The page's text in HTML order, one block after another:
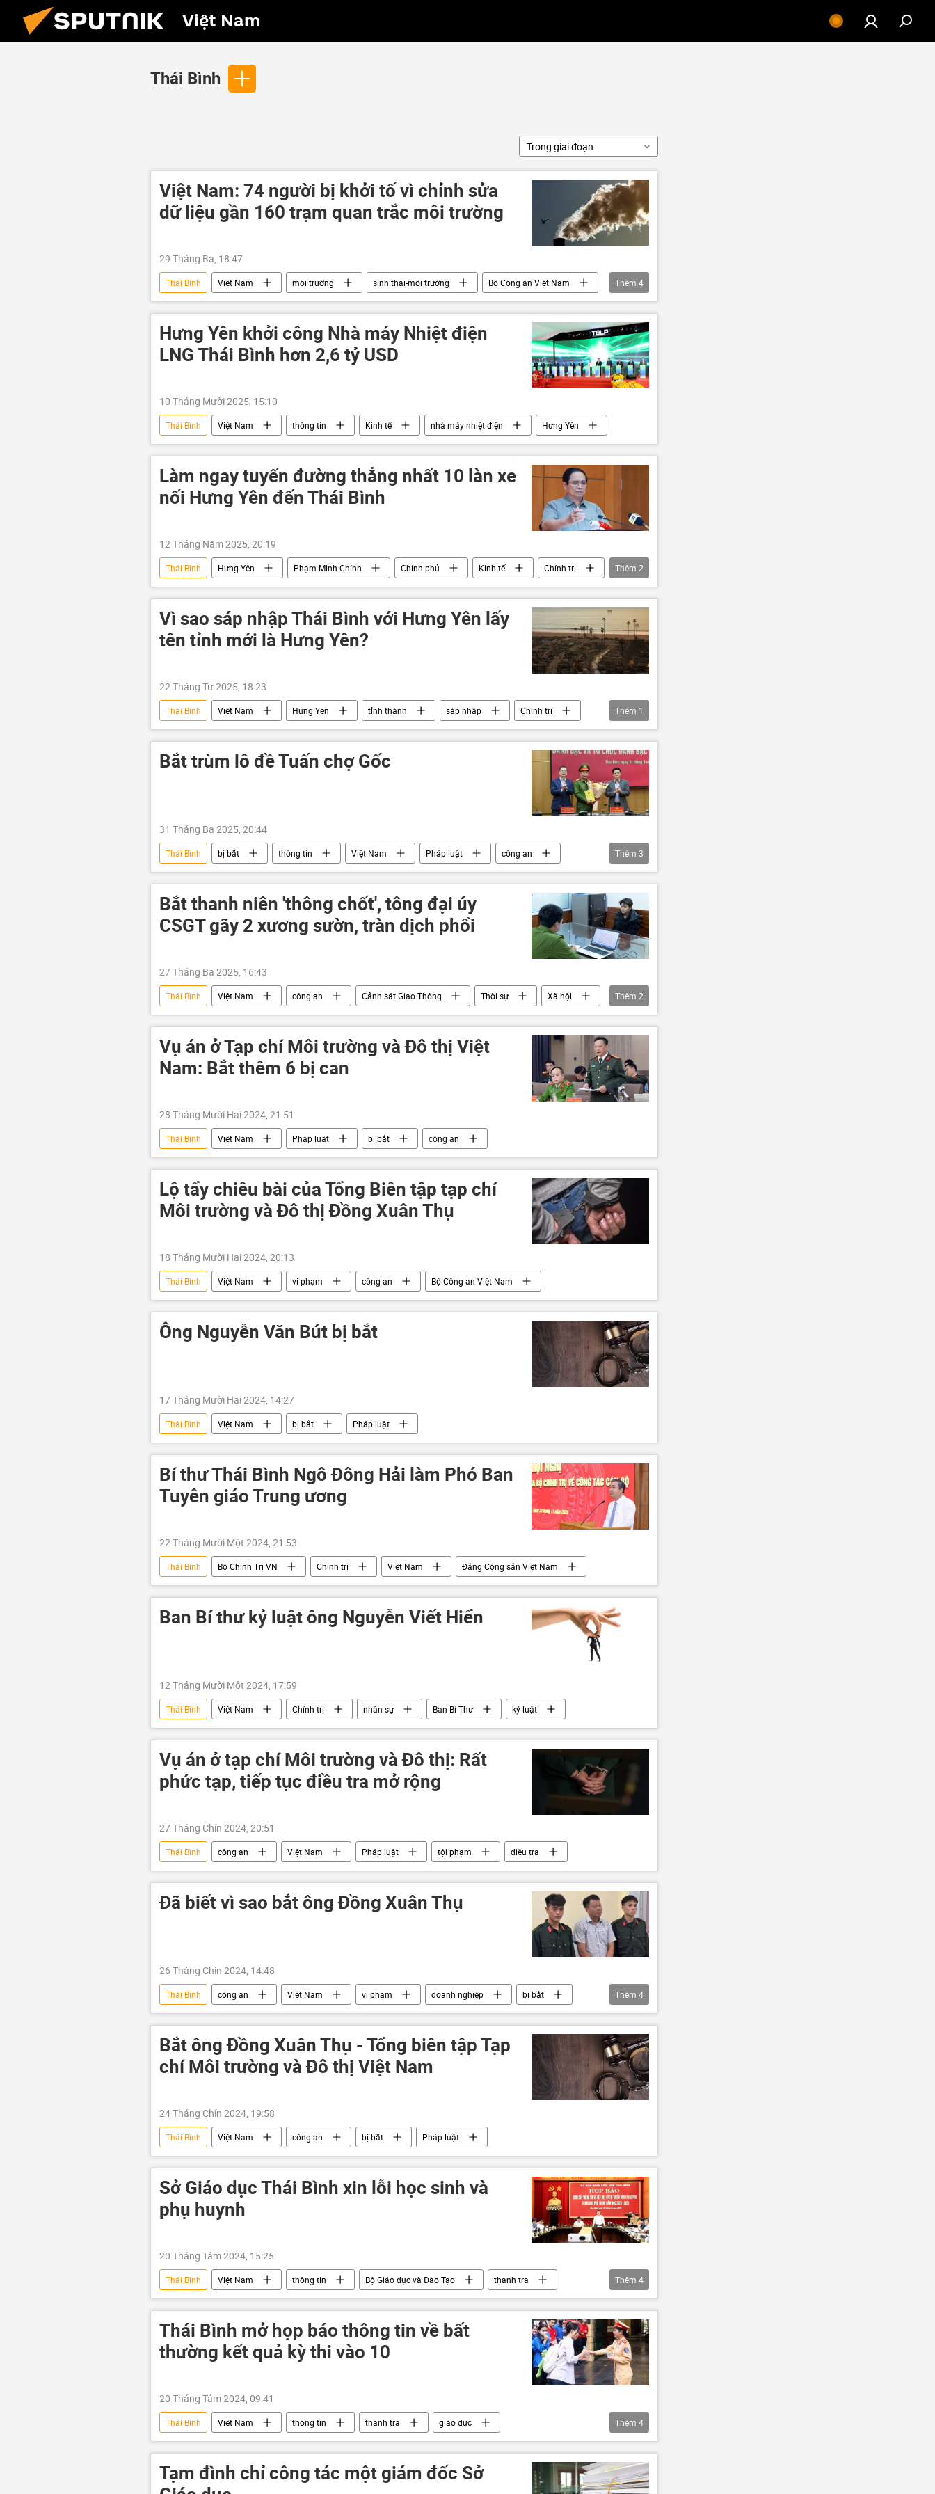
Việt Nam
Thái Bình
Trong giai đoạn
Việt Nam: 74 người bị khởi tố vì chỉnh sửa
dữ liệu gần 160 trạm quan trắc môi trường
29 Tháng Ba, 18:47
Thái Bình Việt Nam môi trường sinh thái-môi trường
Bộ Công an Việt Nam
cảnh sát
Pháp luật Quảng Ninh Hải Phòng
Thêm 4
Hưng Yên khởi công Nhà máy Nhiệt điện
LNG Thái Bình hơn 2,6 tỷ USD
10 Tháng Mười 2025, 15:10
Thái Bình Việt Nam thông tin Kinh tế nhà máy nhiệt điện Hưng Yên
Làm ngay tuyến đường thẳng nhất 10 làn xe
nối Hưng Yên đến Thái Bình
12 Tháng Năm 2025, 20:19
Thái Bình Hưng Yên Phạm Minh Chính Chính phủ Kinh tế
Chính trị
thông tin
Việt Nam
Thêm 2
Vì sao sáp nhập Thái Bình với Hưng Yên lấy
tên tỉnh mới là Hưng Yên?
22 Tháng Tư 2025, 18:23
Thái Bình Việt Nam Hưng Yên tỉnh thành sáp nhập
Chính trị
hành chính
Thêm 1
Bắt trùm lô đề Tuấn chợ Gốc
31 Tháng Ba 2025, 20:44
Thái Bình bị bắt thông tin Việt Nam Pháp luật
công an
Bộ Công an Việt Nam
tội phạm cảnh sát
Thêm 3
Bắt thanh niên 'thông chốt', tông đại úy
CSGT gãy 2 xương sườn, tràn dịch phổi
27 Tháng Ba 2025, 16:43
Thái Bình Việt Nam công an Cảnh sát Giao Thông Thời sự
Xã hội
Pháp luật
bị bắt
Thêm 2
Vụ án ở Tạp chí Môi trường và Đô thị Việt
Nam: Bắt thêm 6 bị can
28 Tháng Mười Hai 2024, 21:51
Thái Bình Việt Nam Pháp luật bị bắt công an
Lộ tẩy chiêu bài của Tổng Biên tập tạp chí
Môi trường và Đô thị Đồng Xuân Thụ
18 Tháng Mười Hai 2024, 20:13
Thái Bình Việt Nam vi phạm công an Bộ Công an Việt Nam
Ông Nguyễn Văn Bút bị bắt
17 Tháng Mười Hai 2024, 14:27
Thái Bình Việt Nam bị bắt Pháp luật
Bí thư Thái Bình Ngô Đông Hải làm Phó Ban
Tuyên giáo Trung ương
22 Tháng Mười Một 2024, 21:53
Thái Bình Bộ Chính Trị VN Chính trị Việt Nam Đảng Cộng sản Việt Nam
Ban Bí thư kỷ luật ông Nguyễn Viết Hiển
12 Tháng Mười Một 2024, 17:59
Thái Bình Việt Nam Chính trị nhân sự Ban Bí Thư kỷ luật
Vụ án ở tạp chí Môi trường và Đô thị: Rất
phức tạp, tiếp tục điều tra mở rộng
27 Tháng Chín 2024, 20:51
Thái Bình công an Việt Nam Pháp luật tội phạm điều tra
Đã biết vì sao bắt ông Đồng Xuân Thụ
26 Tháng Chín 2024, 14:48
Thái Bình công an Việt Nam vi phạm doanh nghiệp
bị bắt
Bộ Công an Việt Nam
tài sản cướp tài sản Pháp luật
Thêm 4
Bắt ông Đồng Xuân Thụ - Tổng biên tập Tạp
chí Môi trường và Đô thị Việt Nam
24 Tháng Chín 2024, 19:58
Thái Bình Việt Nam công an bị bắt Pháp luật
Sở Giáo dục Thái Bình xin lỗi học sinh và
phụ huynh
20 Tháng Tám 2024, 15:25
Thái Bình Việt Nam thông tin Bộ Giáo dục và Đào Tạo
thanh tra
điểm thi
kỳ thi THPT đề thi thi cử
Thêm 4
Thái Bình mở họp báo thông tin về bất
thường kết quả kỳ thi vào 10
20 Tháng Tám 2024, 09:41
Thái Bình Việt Nam thông tin thanh tra
giáo dục
Bộ Giáo dục và Đào Tạo
điểm thi kỳ thi THPT Xã hội
Thêm 4
Tạm đình chỉ công tác một giám đốc Sở